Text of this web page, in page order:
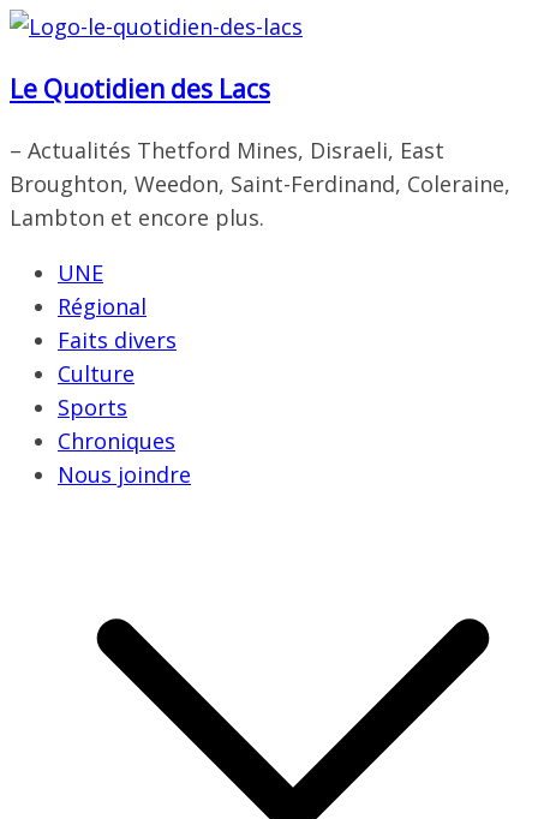
Passer
contenu
Le Quotidien des Lacs
– Actualités Thetford Mines, Disraeli, East
Broughton, Weedon, Saint-Ferdinand, Coleraine,
Lambton et encore plus.
UNE
Régional
Faits divers
Culture
Sports
Chroniques
Nous joindre